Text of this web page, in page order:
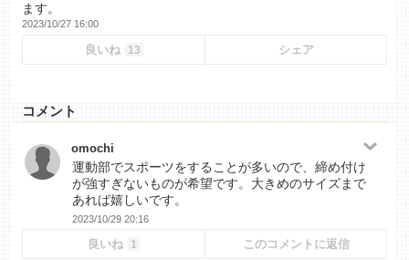
ます。
2023/10/27 16:00
良いね 13 シェア
コメント
omochi
運動部でスポーツをすることが多いので、締め付け
が強すぎないものが希望です。大きめのサイズまで
あれば嬉しいです。
2023/10/29 20:16
良いね 1 このコメントに返信